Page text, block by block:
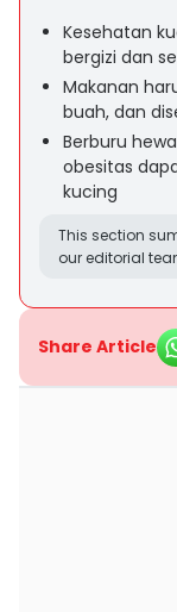
Kesehatan
bergizi dan
Makanan
buah, dan
Berburu
obesitas
kucing
This section
our editorial
Share Article